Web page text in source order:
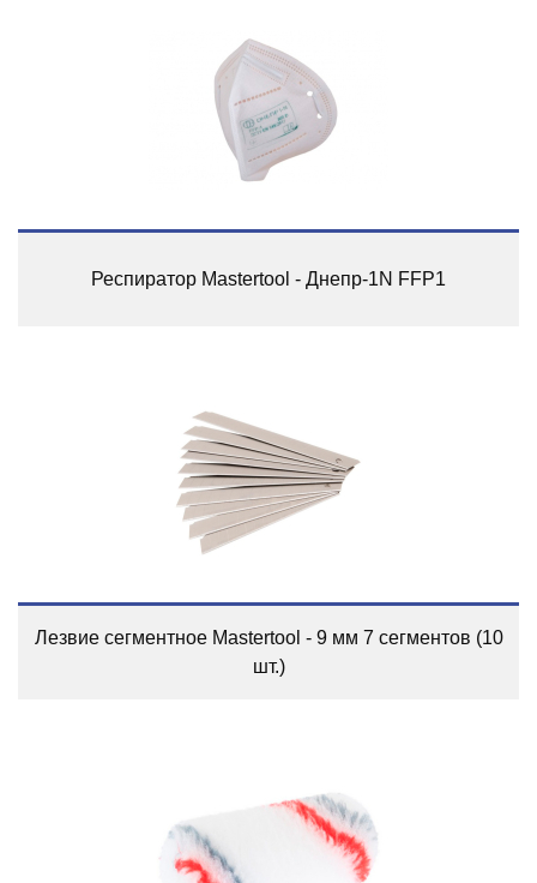
Респиратор Mastertool - Днепр-1N FFP1
Лезвие сегментное Mastertool - 9 мм 7 сегментов (10
шт.)